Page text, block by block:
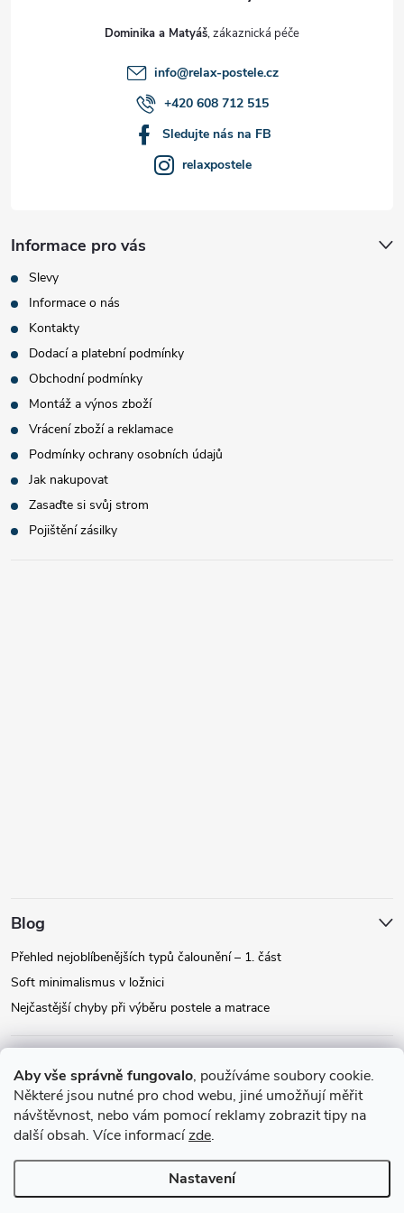
Aby vše správně fungovalo, používáme soubory cookie.
Některé jsou nutné pro chod webu, jiné umožňují měřit
návštěvnost, nebo vám pomocí reklamy zobrazit tipy na
další obsah. Více informacízde.
Nastavení
Dominika a Matyáš
info@relax-postele.cz
+420 608 712 515
Sledujte nás na FB
relaxpostele
Informace pro vás
Slevy
Informace o nás
Kontakty
Dodací a platební podmínky
Obchodní podmínky
Montáž a výnos zboží
Vrácení zboží a reklamace
Podmínky ochrany osobních údajů
Jak nakupovat
Zasaďte si svůj strom
Pojištění zásilky
Blog
Přehled nejoblíbenějších typů čalounění – 1. část
Soft minimalismus v ložnici
Nejčastější chyby při výběru postele a matrace
Instagram
Copyright 2026Relax-postele.cz. Všechna práva vyhrazena.Upravit